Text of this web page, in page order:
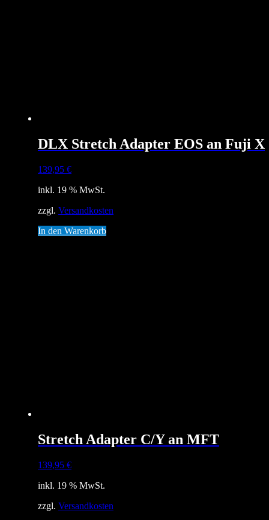
DLX Stretch Adapter EOS an Fuji X
139,95 €
inkl. 19 % MwSt.
zzgl. Versandkosten
In den Warenkorb
Stretch Adapter C/Y an MFT
139,95 €
inkl. 19 % MwSt.
zzgl. Versandkosten